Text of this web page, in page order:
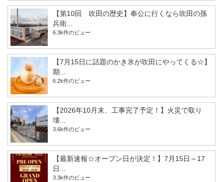
【第10回 吹田の歴史】奉公に行くなら吹田の孫
兵衛...
6.3k件のビュー
【7月15日に話題のかき氷が吹田にやってくる☆】
期...
6.2k件のビュー
【2026年10月末、工事完了予定！】火災で取り
壊...
3.6k件のビュー
【最新速報☆オープン日が決定！】7月15日～17
日...
3.3k件のビュー